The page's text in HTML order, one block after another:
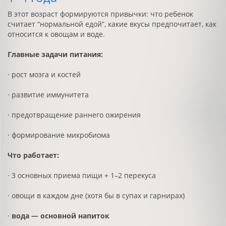
В этот возраст формируются привычки: что ребенок
считает “нормальной едой”, какие вкусы предпочитает, как
относится к овощам и воде.
Главные задачи питания:
· рост мозга и костей
· развитие иммунитета
· предотвращение раннего ожирения
· формирование микробиома
Что работает:
· 3 основных приема пищи + 1–2 перекуса
· овощи в каждом дне (хотя бы в супах и гарнирах)
· вода — основной напиток